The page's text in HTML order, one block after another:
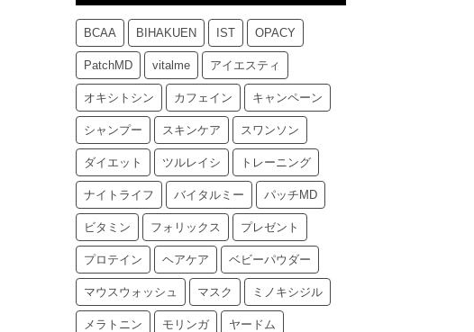
BCAA BIHAKUEN IST OPACY
PatchMD vitalme アイエスティ
オキシトシン カフェイン キャンペーン
シャンプー スキンケア スワンソン
ダイエット ツルレイシ トレーニング
ナイトライフ バイタルミー パッチMD
ビタミン フォリックス プレゼント
プロテイン ヘアケア ベビーパウダー
マウスウォッシュ マスク ミノキシジル
メラトニン モリンガ ヤードム